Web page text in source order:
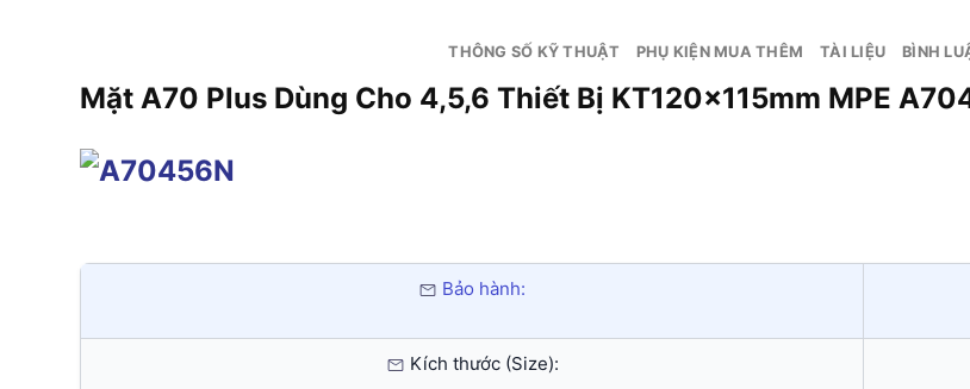
THÔNG SỐ KỸ THUẬT PHỤ KIỆN MUA THÊM TÀI LIỆU BÌNH
Mặt A70 Plus Dùng Cho 4,5,6 Thiết Bị
Bảo hành:
Kích thước (Size):